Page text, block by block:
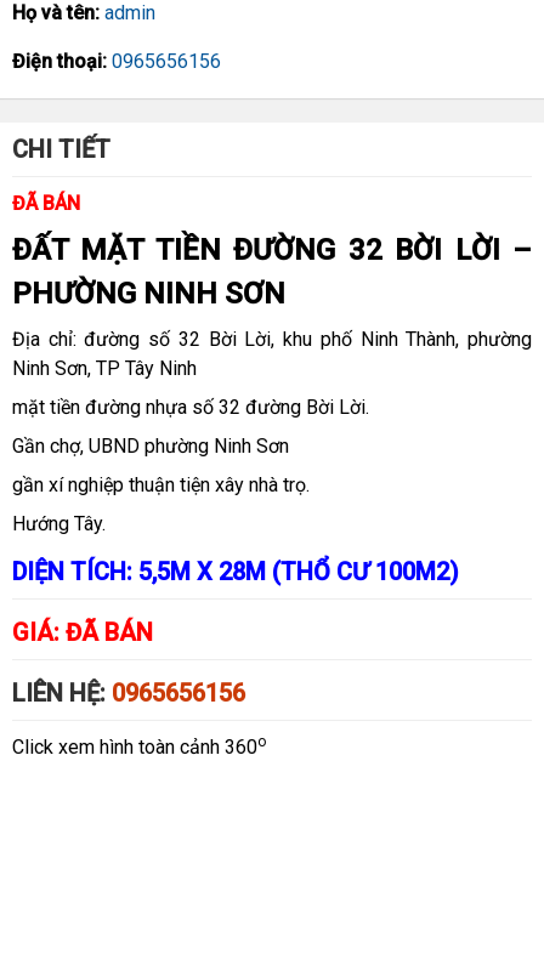
Họ và tên: admin
Điện thoại: 0965656156
CHI TIẾT
ĐÃ BÁN
ĐẤT MẶT TIỀN ĐƯỜNG 32 BỜI LỜI –
PHƯỜNG NINH SƠN
Địa chỉ: đường số 32 Bời Lời, khu phố Ninh Thành, phường
Ninh Sơn, TP Tây Ninh
mặt tiền đường nhựa số 32 đường Bời Lời.
Gần chợ, UBND phường Ninh Sơn
gần xí nghiệp thuận tiện xây nhà trọ.
Hướng Tây.
DIỆN TÍCH: 5,5M X 28M (THỔ CƯ 100M2)
GIÁ: ĐÃ BÁN
LIÊN HỆ: 0965656156
Click xem hình toàn cảnh 360o